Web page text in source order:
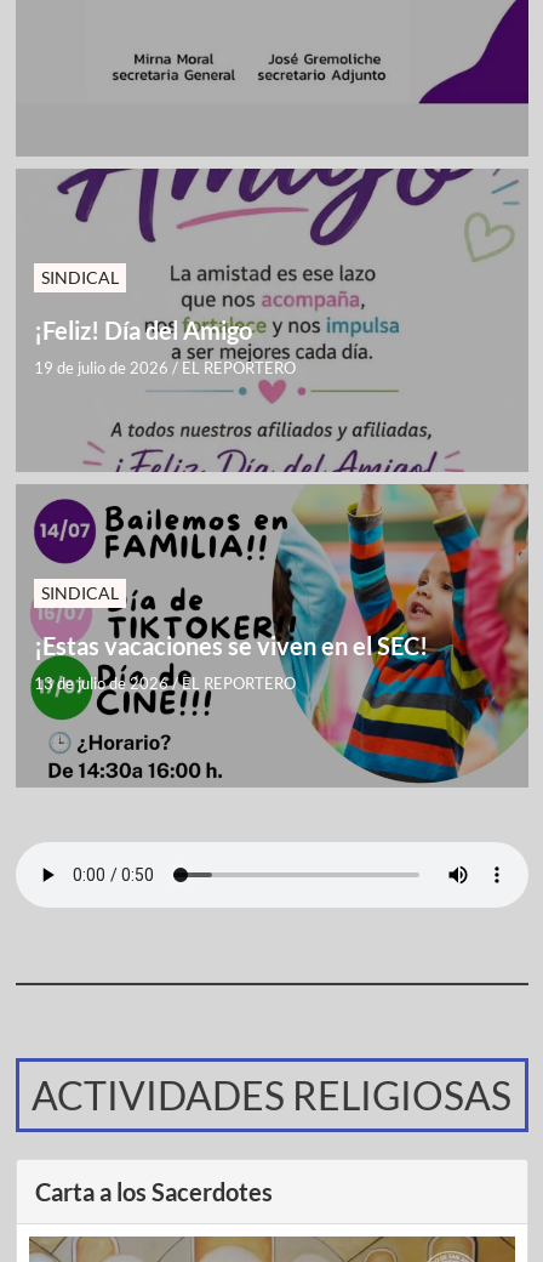
SINDICAL
¡Feliz! Día del Amigo
19 de julio de 2026 / EL REPORTERO
SINDICAL
¡Estas vacaciones se viven en el SEC!
13 de julio de 2026/EL REPORTERO
ACTIVIDADES RELIGIOSAS
Carta a los Sacerdotes